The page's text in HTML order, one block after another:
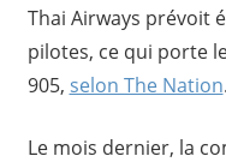
Thai Airways prévoit
pilotes, ce qui porte
905, selon The Nation.
Le mois dernier, la